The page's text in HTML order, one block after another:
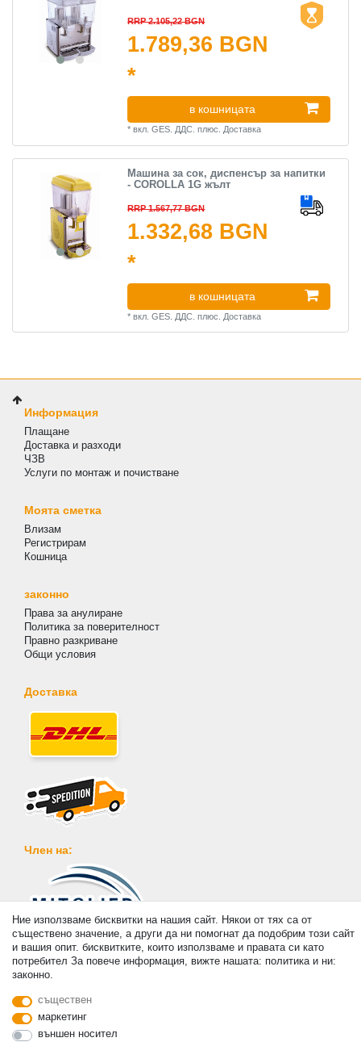
RRP 2.105,22 BGN
1.789,36 BGN
*
в кошницата
*вкл. GES. ДДС. плюс. Доставка
Машина за сок, диспенсър за напитки
- COROLLA 1G жълт
RRP 1.567,77 BGN
1.332,68 BGN
*
в кошницата
*вкл. GES. ДДС. плюс. Доставка
Информация
Плащане
Доставка и разходи
ЧЗВ
Услуги по монтаж и почистване
Моята сметка
Влизам
Регистрирам
Кошница
законно
Права за анулиране
Политика за поверителност
Правно разкриване
Общи условия
Доставка
Член на:
Плащане
© Copyright 2026 | Всички права запазени. - Prices incl. VAT. 19% VAT Basic prices see
Ние използваме бисквитки на нашия сайт. Някои от тях са от
съществено значение, а други да ни помогнат да подобрим този сайт
и вашия опит. бисквитките, които използваме и правата си като
потребител За повече информация, вижте нашата: политика и ни:
законно.
съществен
маркетинг
външен носител